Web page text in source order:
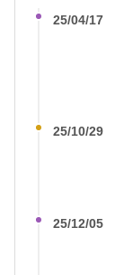
25/04/17
25/10/29
25/12/05